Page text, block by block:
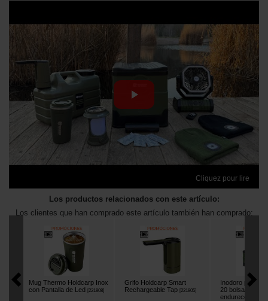
Cliquez pour lire
Los productos relacionados con este artículo:
Los clientes que han comprado este artículo también han comprado:
Mug Thermo Holdcarp Inox
con Pantalla de Led
221808]
Grifo Holdcarp Smart
Rechargeable Tap
221805]
Inodoro portátil
20 bolsas + 5
endurecedores